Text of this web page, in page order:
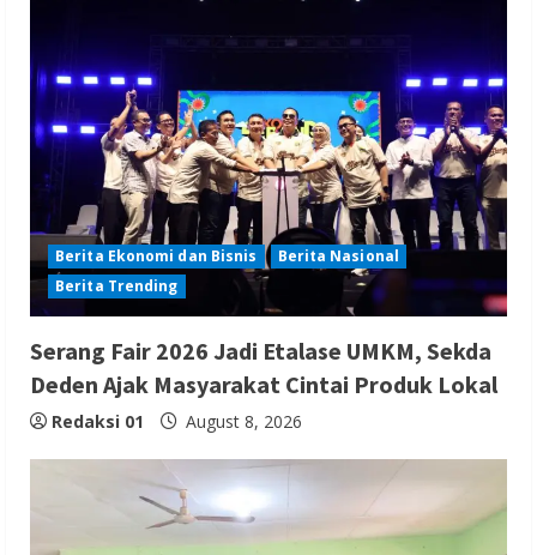
Berita Ekonomi dan Bisnis
Berita Nasional
Berita Trending
Serang Fair 2026 Jadi Etalase UMKM, Sekda
Deden Ajak Masyarakat Cintai Produk Lokal
Redaksi 01 August 8, 2026